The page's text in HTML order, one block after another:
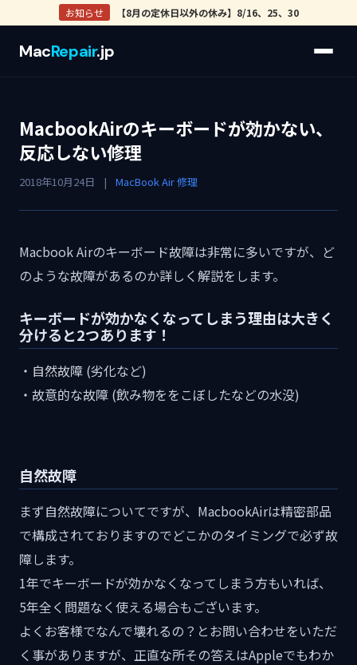
お知らせ 【8月の定休日以外の休み】8/16、25、30
MacRepair.jp
MacbookAirのキーボードが効かない、
反応しない修理
2018年10月24日 | MacBook Air 修理
Macbook Airのキーボード故障は非常に多いですが、ど
のような故障があるのか詳しく解説をします。
キーボードが効かなくなってしまう理由は大きく
分けると2つあります！
・自然故障 (劣化など)
・故意的な故障 (飲み物ををこぼしたなどの水没)
自然故障
まず自然故障についてですが、MacbookAirは精密部品
で構成されておりますのでどこかのタイミングで必ず故
障します。
1年でキーボードが効かなくなってしまう方もいれば、
5年全く問題なく使える場合もございます。
よくお客様でなんで壊れるの？とお問い合わせをいただ
く事がありますが、正直な所その答えはAppleでもわか